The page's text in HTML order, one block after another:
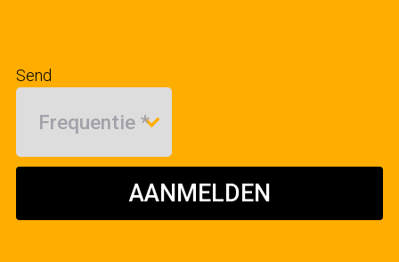
Send
AANMELDEN